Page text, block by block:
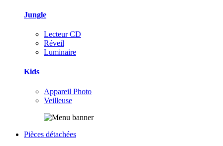
Jungle
Lecteur CD
Réveil
Luminaire
Kids
Appareil Photo
Veilleuse
Pièces détachées